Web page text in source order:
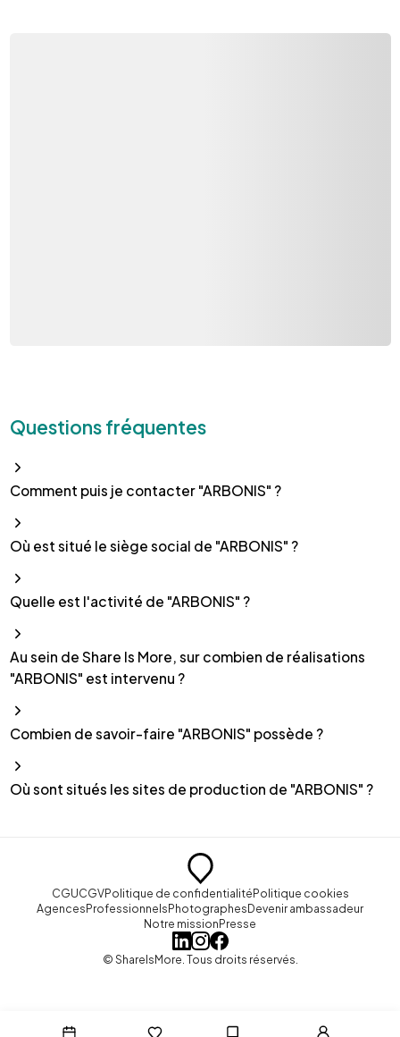
Questions fréquentes
Comment puis je contacter "ARBONIS" ?
Où est situé le siège social de "ARBONIS" ?
Quelle est l'activité de "ARBONIS" ?
Au sein de Share Is More, sur combien de réalisations
"ARBONIS" est intervenu ?
Combien de savoir-faire "ARBONIS" possède ?
Où sont situés les sites de production de "ARBONIS" ?
CGUCGVPolitique de confidentialitéPolitique cookies
AgencesProfessionnelsPhotographesDevenir ambassadeur
Notre missionPresse
© ShareIsMore. Tous droits réservés.